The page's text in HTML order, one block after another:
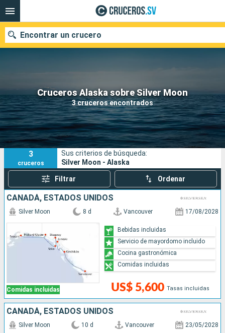
Cruceros Alaska sobre Silver Moon
3 cruceros encontrados
Encontrar un crucero
Nuestros destinos
Fecha de salida
Puertos Compañías
Buscar
3
cruceros
Sus criterios de búsqueda:
Silver Moon - Alaska
Filtrar Ordenar
CANADÁ, ESTADOS UNIDOS
Comidas incluidas
Silver Moon 8 d Vancouver 17/08/2028
US$ 5,600 Tasas incluidas
Bebidas incluidas
Servicio de mayordomo incluido
Cocina gastronómica
Comidas incluidas
CANADÁ, ESTADOS UNIDOS
Silver Moon 10 d Vancouver 23/05/2028